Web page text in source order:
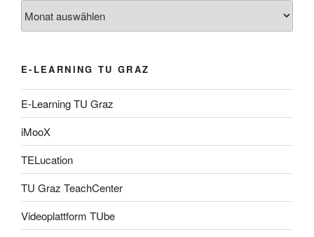
E-LEARNING TU GRAZ
E-Learning TU Graz
iMooX
TELucation
TU Graz TeachCenter
Videoplattform TUbe